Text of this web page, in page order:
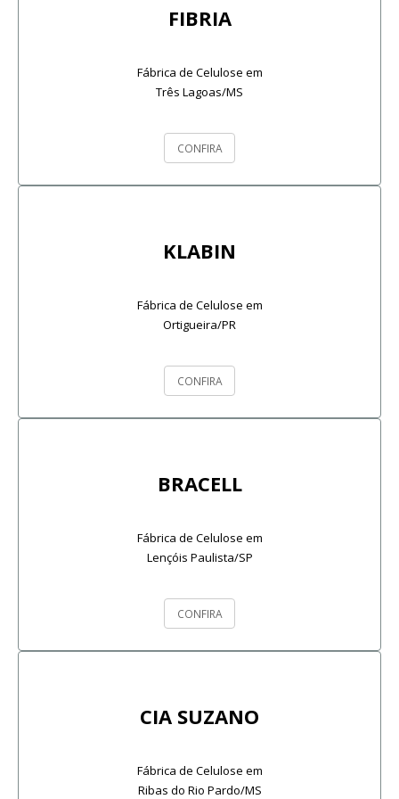
FIBRIA
Fábrica de Celulose em
Três Lagoas/MS
CONFIRA
KLABIN
Fábrica de Celulose em
Ortigueira/PR
CONFIRA
BRACELL
Fábrica de Celulose em
Lençóis Paulista/SP
CONFIRA
CIA SUZANO
Fábrica de Celulose em
Ribas do Rio Pardo/MS